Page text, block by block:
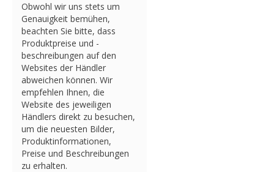
Obwohl wir uns stets um
Genauigkeit bemühen,
beachten Sie bitte, dass
Produktpreise und -
beschreibungen auf den
Websites der Händler
abweichen können. Wir
empfehlen Ihnen, die
Website des jeweiligen
Händlers direkt zu besuchen,
um die neuesten Bilder,
Produktinformationen,
Preise und Beschreibungen
zu erhalten.